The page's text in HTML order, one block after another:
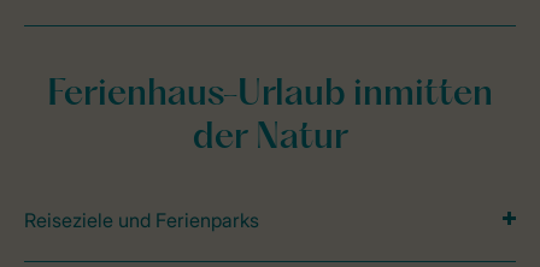
Ferienhaus-Urlaub inmitten
der Natur
Reiseziele und Ferienparks